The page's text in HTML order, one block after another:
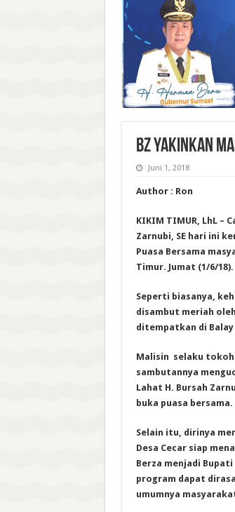
BZ YAKINKAN
Juni 1, 2018
Author : Ron
KIKIM TIMUR, LhL –
Zarnubi, SE hari ini
Puasa Bersama
Timur. Jumat (1/6/18).
Seperti biasanya,
disambut meriah
ditempatkan di Balay
Malisin selaku tokoh
sambutannya
Lahat H. Bursah
buka puasa bersama.
Selain itu, dirinya
Desa Cecar siap
Berza menjadi
program dapat
umumnya